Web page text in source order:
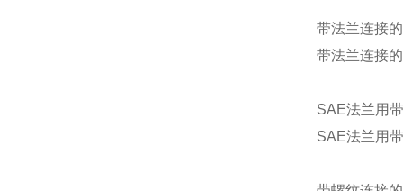
带法兰连接
带法兰连接
SAE法兰用
SAE法兰用